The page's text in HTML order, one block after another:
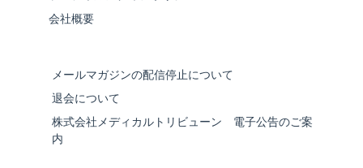
会社概要
メールマガジンの配信停止について
退会について
株式会社メディカルトリビューン 電子公告のご案
内